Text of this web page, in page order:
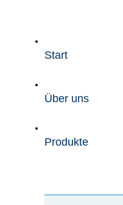
wechseln
Start
Über uns
Produkte